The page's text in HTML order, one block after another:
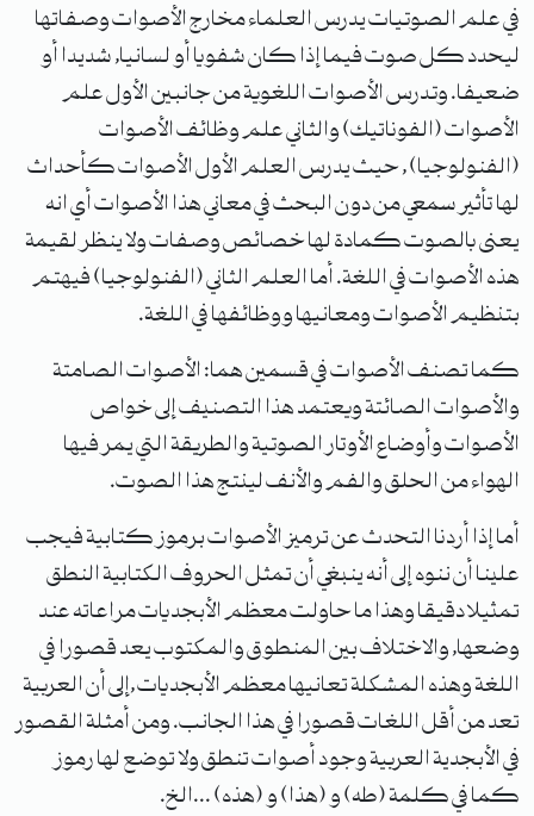
في علم الصوتيات يدرس العلماء مخارج الأصوات وصفاتها
ليحدد كل صوت فيما إذا كان شفويا أو لسانيا, شديدا أو
ضعيفا. وتدرس الأصوات اللغوية من جانبين الأول علم
الأصوات (الفوناتيك) والثاني علم وظائف الأصوات
(الفنولوجيا) , حيث يدرس العلم الأول الأصوات كأحداث
لها تأثير سمعي من دون البحث في معاني هذا الأصوات أي انه
يعنى بالصوت كمادة لها خصائص وصفات ولا ينظر لقيمة
هذه الأصوات في اللغة. أما العلم الثاني (الفنولوجيا) فيهتم
بتنظيم الأصوات ومعانيها ووظائفها في اللغة.
كما تصنف الأصوات في قسمين هما: الأصوات الصامتة
والأصوات الصائتة ويعتمد هذا التصنيف إلى خواص
الأصوات وأوضاع الأوتار الصوتية والطريقة التي يمر فيها
الهواء من الحلق والفم والأنف لينتج هذا الصوت.
أما إذا أردنا التحدث عن ترميز الأصوات برموز كتابية فيجب
علينا أن ننوه إلى أنه ينبغي أن تمثل الحروف الكتابية النطق
تمثيلا دقيقا وهذا ما حاولت معظم الأبجديات مراعاته عند
وضعها, والاختلاف بين المنطوق والمكتوب يعد قصورا في
اللغة وهذه المشكلة تعانيها معظم الأبجديات ,إلى أن العربية
تعد من أقل اللغات قصورا في هذا الجانب. ومن أمثلة القصور
في الأبجدية العربية وجود أصوات تنطق ولا توضع لها رموز
كما في كلمة (طه) و (هذا) و (هذه) ...الخ.